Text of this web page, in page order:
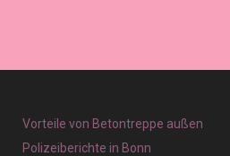
Vorteile von Betontreppe außen
Polizeiberichte in Bonn